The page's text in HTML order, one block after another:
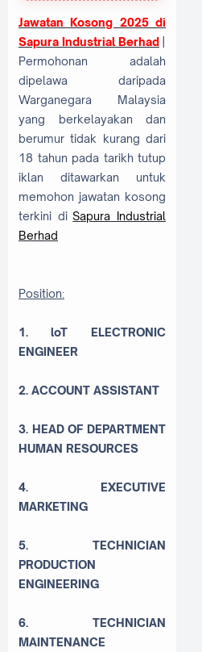
Jawatan Kosong 2025 di
Sapura Industrial Berhad
Permohonan adalah
dipelawa daripada
Warganegara Malaysia
yang berkelayakan dan
berumur tidak kurang dari
18 tahun pada tarikh tutup
iklan ditawarkan untuk
memohon jawatan kosong
terkini diSapura Industrial
Berhad
Position:
1. loT ELECTRONIC
ENGINEER
2. ACCOUNT ASSISTANT
3. HEAD OF DEPARTMENT
HUMAN RESOURCES
4. EXECUTIVE
MARKETING
5. TECHNICIAN
PRODUCTION
ENGINEERING
6. TECHNICIAN
MAINTENANCE